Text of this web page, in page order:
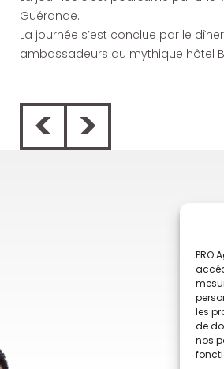
PRO
les
de
nos
Guérande.
La journée s’est conclue par le
ambassadeurs du mythique hôtel
< >